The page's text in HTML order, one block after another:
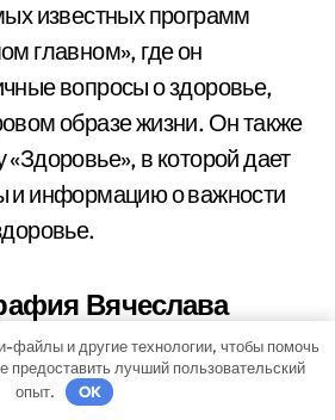
известных программ
главном», где он
вопросы о здоровье,
образе жизни. Он также
в которой дает
и информацию о важности
Вячеслава
родился 14 января 1981
файлы и другие технологии, чтобы помочь
предоставить лучший пользовательский
опыт.
OK